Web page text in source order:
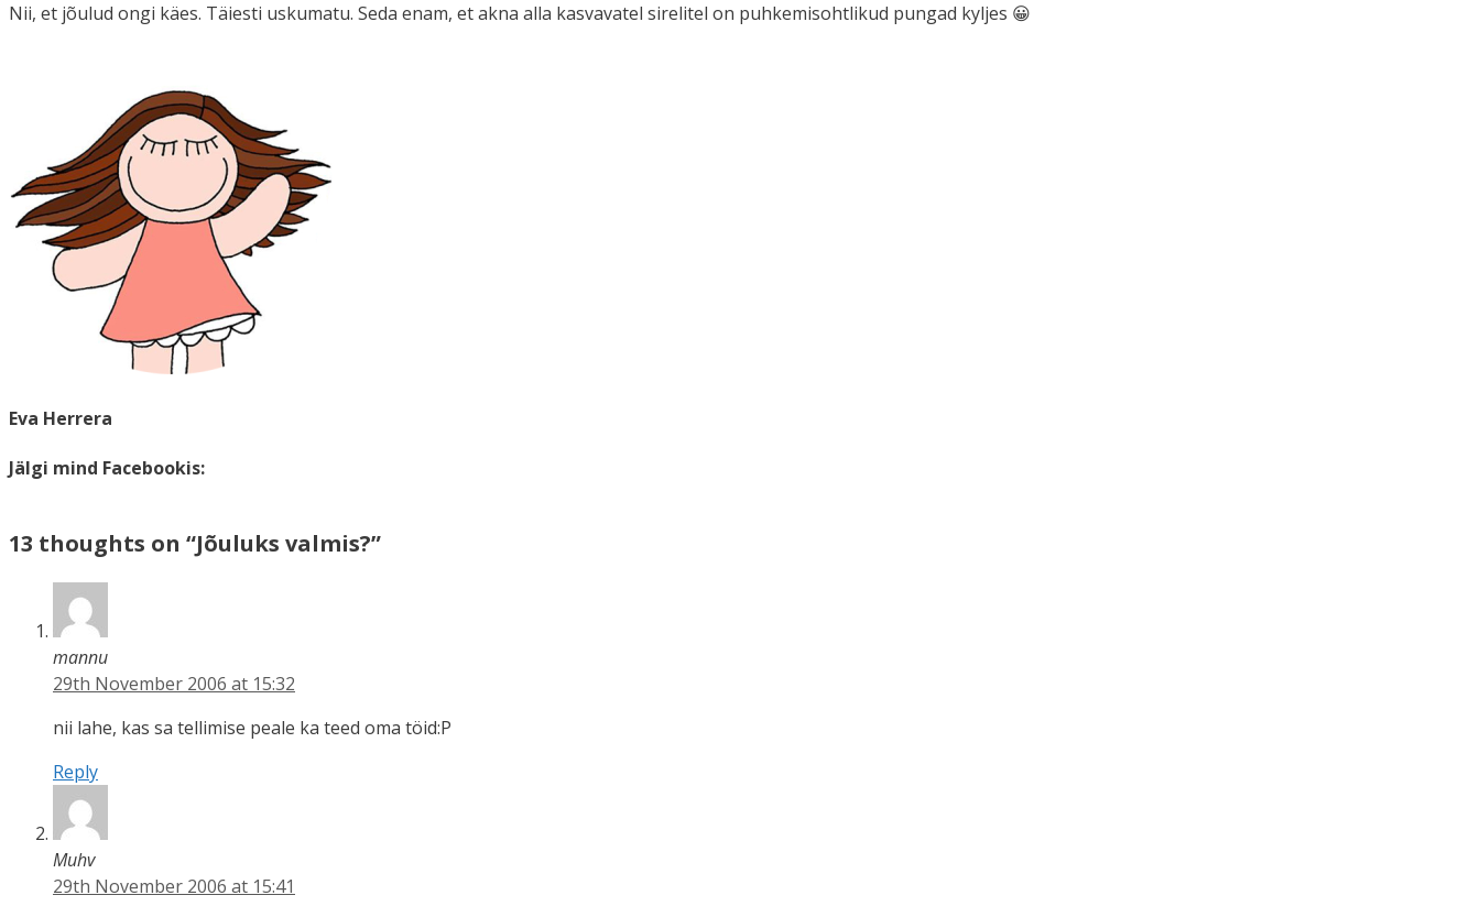
Nii, et jõulud ongi käes. Täiesti uskumatu. Seda enam, et akna alla kasvavatel sirelitel on puhkemisohtlikud pungad kyljes 😀
Eva Herrera
Jälgi mind Facebookis:
13 thoughts on “Jõuluks valmis?”
mannu
29th November 2006 at 15:32
nii lahe, kas sa tellimise peale ka teed oma töid:P
Reply
Muhv
29th November 2006 at 15:41